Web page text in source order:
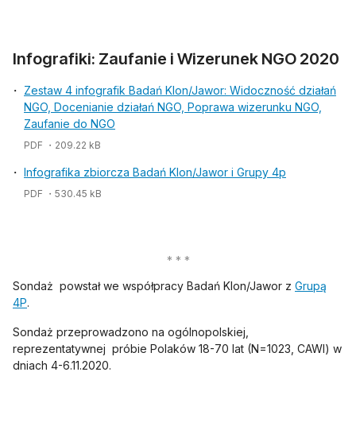
Infografiki: Zaufanie i Wizerunek NGO 2020
Zestaw 4 infografik Badań Klon/Jawor: Widoczność działań
NGO, Docenianie działań NGO, Poprawa wizerunku NGO,
Zaufanie do NGO
PDF ・209.22 kB
Infografika zbiorcza Badań Klon/Jawor i Grupy 4p
PDF ・530.45 kB
Sondaż powstał we współpracy Badań Klon/Jawor z Grupą
4P.
Sondaż przeprowadzono na ogólnopolskiej,
reprezentatywnej próbie Polaków 18-70 lat (N=1023, CAWI) w
dniach 4-6.11.2020.